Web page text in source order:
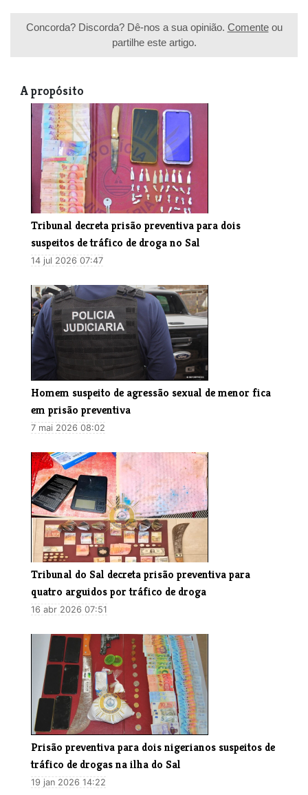
Concorda? Discorda? Dê-nos a sua opinião. Comenteou
partilhe este artigo.
A propósito
Tribunal decreta prisão preventiva para dois
suspeitos de tráfico de droga no Sal
14 jul 2026 07:47
Homem suspeito de agressão sexual de menor fica
em prisão preventiva
7 mai 2026 08:02
Tribunal do Sal decreta prisão preventiva para
quatro arguidos por tráfico de droga
16 abr 2026 07:51
​Prisão preventiva para dois nigerianos suspeitos de
tráfico de drogas na ilha do Sal
19 jan 2026 14:22